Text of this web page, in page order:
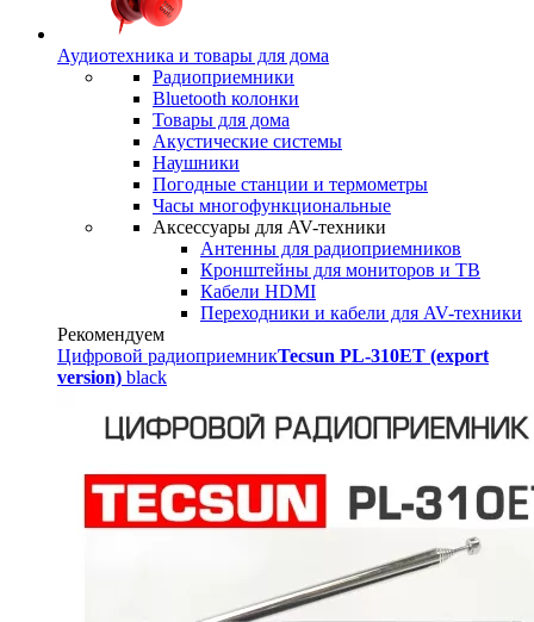
Аудиотехника и товары для дома
Радиоприемники
Bluetooth колонки
Товары для дома
Акустические системы
Наушники
Погодные станции и термометры
Часы многофункциональные
Аксессуары для AV-техники
Антенны для радиоприемников
Кронштейны для мониторов и ТВ
Кабели HDMI
Переходники и кабели для AV-техники
Рекомендуем
Цифровой радиоприемникTecsun PL-310ET (export
version) black